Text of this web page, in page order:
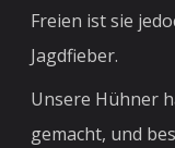
Freien ist sie
Jagdfieber.
Unsere Hühner
gemacht, und